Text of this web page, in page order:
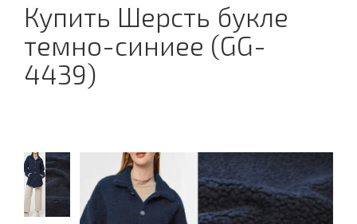
Купить Шерсть букле
темно-синиее (GG-
4439)